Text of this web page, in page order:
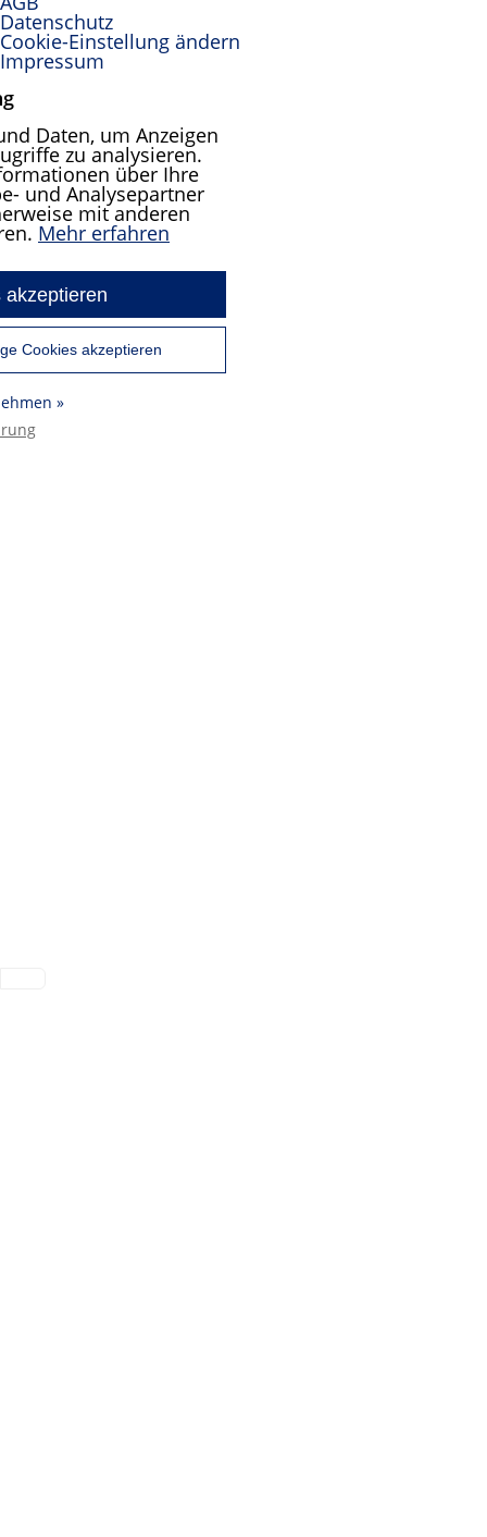
Datenschutz
Cookie-Einstellung ändern
Impressum
Daten, um Anzeigen
zu analysieren.
über Ihre
und Analysepartner
mit anderen
Mehr erfahren
akzeptieren
Cookies akzeptieren
»